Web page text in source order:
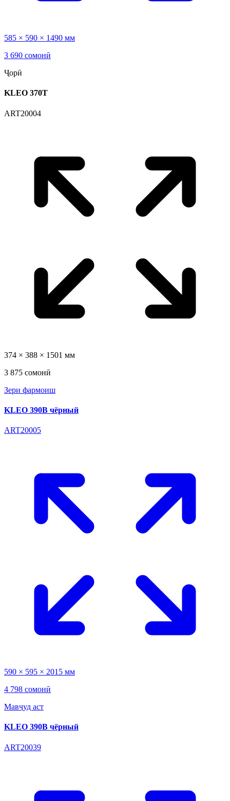
585 × 590 × 1490 мм
3 690 сомонӣ
Ҷорӣ
KLEO 370T
ART20004
374 × 388 × 1501 мм
3 875 сомонӣ
Зери фармоиш
KLEO 390B чёрный
ART20005
590 × 595 × 2015 мм
4 798 сомонӣ
Мавҷуд аст
KLEO 390B чёрный
ART20039